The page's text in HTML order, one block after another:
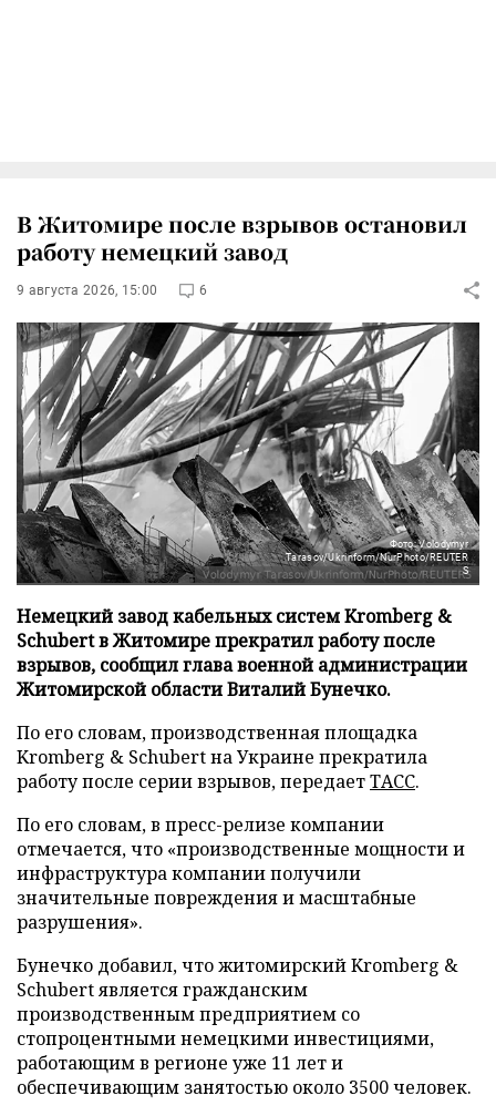
В Житомире после взрывов остановил
работу немецкий завод
9 августа 2026, 15:00 6
Фото: Volodymyr
Tarasov/Ukrinform/NurPhoto/REUTER
S
Немецкий завод кабельных систем Kromberg &
Schubert в Житомире прекратил работу после
взрывов, сообщил глава военной администрации
Житомирской области Виталий Бунечко.
По его словам, производственная площадка
Kromberg & Schubert на Украине прекратила
работу после серии взрывов, передаетТАСС.
По его словам, в пресс-релизе компании
отмечается, что «производственные мощности и
инфраструктура компании получили
значительные повреждения и масштабные
разрушения».
Бунечко добавил, что житомирский Kromberg &
Schubert является гражданским
производственным предприятием со
стопроцентными немецкими инвестициями,
работающим в регионе уже 11 лет и
обеспечивающим занятостью около 3500 человек.